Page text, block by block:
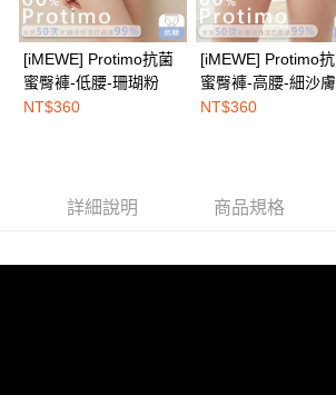
任。
４．使用「AFTEE先享後付」時，將依據個別帳號
時審查核予不同之上限額度；若仍有額度不足之情形
請求用戶進行身份認證。
５．嚴禁一人註冊多個帳號或使用他人資訊註冊。
恩沛科技股份有限公司將有權停止該用戶之使用額度
[iMEWE] Protimo抗菌
蜜臀褲-低腰-珊瑚粉
NT$360
[iMEWE] Protimo
蜜臀褲-高腰-細沙膚
NT$360
詳細說明 商品規格